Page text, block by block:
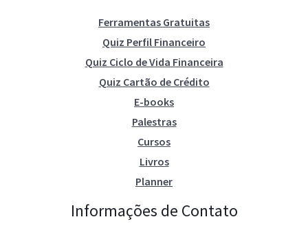
Ferramentas Gratuitas
Quiz Perfil Financeiro
Quiz Ciclo de Vida Financeira
Quiz Cartão de Crédito
E-books
Palestras
Cursos
Livros
Planner
Informações de Contato